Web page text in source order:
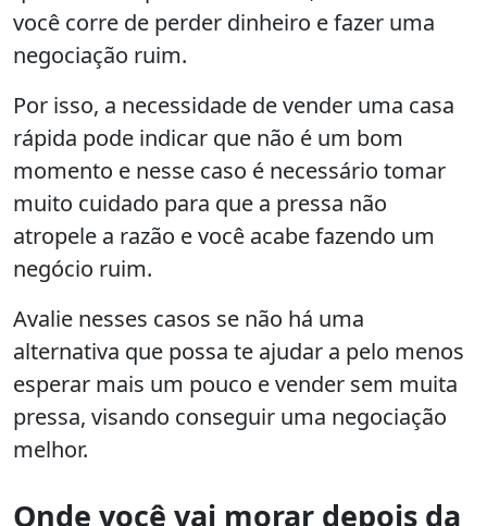
você corre de perder dinheiro e fazer uma
negociação ruim.
Por isso, a necessidade de vender uma casa
rápida pode indicar que não é um bom
momento e nesse caso é necessário tomar
muito cuidado para que a pressa não
atropele a razão e você acabe fazendo um
negócio ruim.
Avalie nesses casos se não há uma
alternativa que possa te ajudar a pelo menos
esperar mais um pouco e vender sem muita
pressa, visando conseguir uma negociação
melhor.
Onde você vai morar depois da